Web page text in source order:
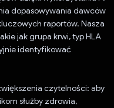
dopasowywania dawców
raportów. Nasza
jak grupa krwi, typ HLA
identyfikować
czytelności: aby
służby zdrowia,